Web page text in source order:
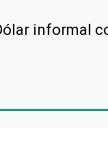
informal